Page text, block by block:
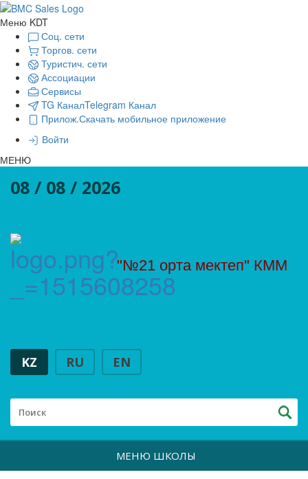
Меню KDT
Соц. сети
Торгов. сети
Туристич. сети
Ассоциации
Сервисы
TG КаналTelegram Канал
Прилож.Скачать мобильное приложение
Войти
МЕНЮ
08 / 08 / 2026
"№21 орта мектеп" КММ
KZ RU EN
МЕНЮ ШКОЛЫ